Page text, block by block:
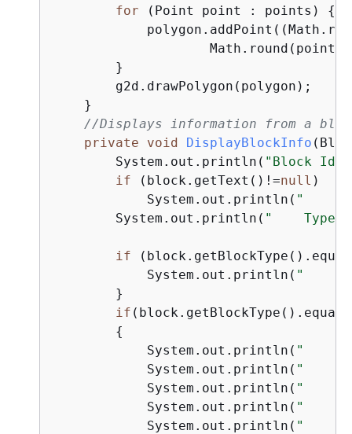
for (Point point : points) {
        }
        g2d.drawPolygon(polygon);
    }
//Displays information from a
private
void DisplayBlockInfo
        System.out.println(
"Block Id
if (block.getText()!=null )
            System.out.println(
"
        System.out.println(
"    Type:
if
            System.out.println(
"
        }
if
{
            System.out.println(
"
            System.out.println(
"
            System.out.println(
"
            System.out.println(
"
            System.out.println(
"